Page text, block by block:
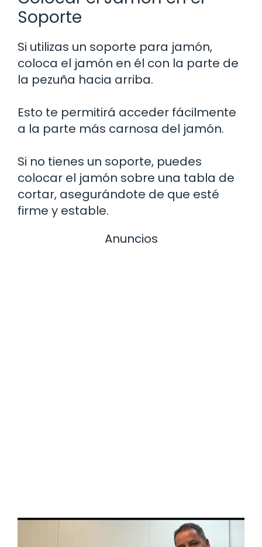
Soporte
Si utilizas un soporte para jamón,
coloca el jamón en él con la parte de
la pezuña hacia arriba.
Esto te permitirá acceder fácilmente
a la parte más carnosa del jamón.
Si no tienes un soporte, puedes
colocar el jamón sobre una tabla de
cortar, asegurándote de que esté
firme y estable.
Anuncios